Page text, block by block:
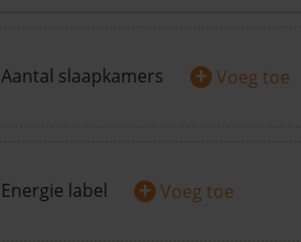
Aantal slaapkamers + Voeg toe
Energie label + Voeg toe